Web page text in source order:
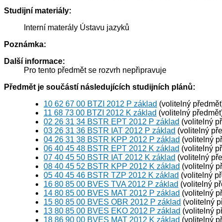
Studijní materiály:
Interní materály Ústavu jazyků
Poznámka:
Další informace:
Pro tento předmět se rozvrh nepřipravuje
Předmět je součástí následujících studijních plánů:
10 62 67 00 BTZI 2012 P základ (volitelný
11 68 73 00 BTZI 2012 K základ (volitelný
02 26 31 34 BSTR EPT 2012 P základ (volitelný
03 26 31 36 BSTR IAT 2012 P základ (volitelný
04 26 31 38 BSTR KPP 2012 P základ (volitelný
06 40 45 48 BSTR EPT 2012 K základ (volitelný
07 40 45 50 BSTR IAT 2012 K základ (volitelný
08 40 45 52 BSTR KPP 2012 K základ (volitelný
05 40 45 46 BSTR TZP 2012 K základ (volitelný
16 80 85 00 BVES TVA 2012 P základ (volitelný
14 80 85 00 BVES MAT 2012 P základ (volitelný
15 80 85 00 BVES OBR 2012 P základ (volitelný
13 80 85 00 BVES EKO 2012 P základ (volitelný
18 86 90 00 BVES MAT 2012 K základ (volitelný